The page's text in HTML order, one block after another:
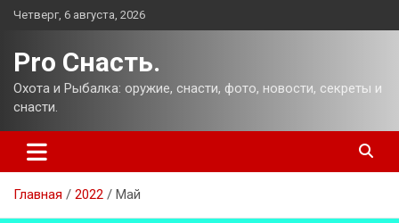
Перейти
Четверг, 6 августа, 2026
Pro Снасть.
Охота и Рыбалка: оружие, снасти, фото, новости, секреты и
снасти.
Главная 2022 Май